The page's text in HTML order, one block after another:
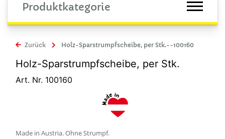
Produktkategorie
Zurück Holz-Sparstrumpfscheibe, per Stk.--100160
Holz-Sparstrumpfscheibe, per Stk.
Art. Nr. 100160
Made in Austria. Ohne Strumpf.